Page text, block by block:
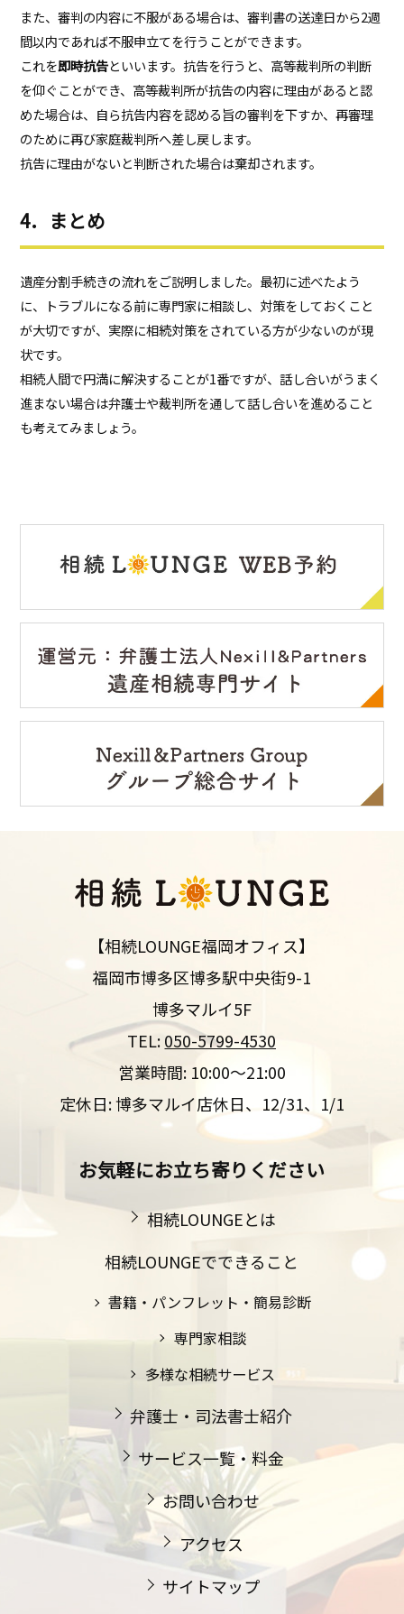
また、審判の内容に不服がある場合は、審判書の送達日から2週
間以内であれば不服申立てを行うことができます。
これを即時抗告といいます。抗告を行うと、高等裁判所の判断
を仰ぐことができ、高等裁判所が抗告の内容に理由があると認
めた場合は、自ら抗告内容を認める旨の審判を下すか、再審理
のために再び家庭裁判所へ差し戻します。
抗告に理由がないと判断された場合は棄却されます。
4．まとめ
遺産分割手続きの流れをご説明しました。最初に述べたよう
に、トラブルになる前に専門家に相談し、対策をしておくこと
が大切ですが、実際に相続対策をされている方が少ないのが現
状です。
相続人間で円満に解決することが1番ですが、話し合いがうまく
進まない場合は弁護士や裁判所を通して話し合いを進めること
も考えてみましょう。
【相続LOUNGE福岡オフィス】
福岡市博多区博多駅中央街9-1
博多マルイ5F
TEL:050-5799-4530
営業時間: 10:00～21:00
定休日: 博多マルイ店休日、12/31、1/1
お気軽にお立ち寄りください
相続LOUNGEとは
相続LOUNGEでできること
書籍・パンフレット・簡易診断
専門家相談
多様な相続サービス
弁護士・司法書士紹介
サービス一覧・料金
お問い合わせ
アクセス
サイトマップ